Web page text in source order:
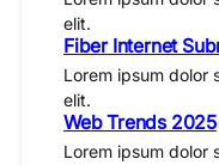
elit.
Fiber Internet
Lorem ipsum dolor
elit.
Web Trends 2025
Lorem ipsum dolor